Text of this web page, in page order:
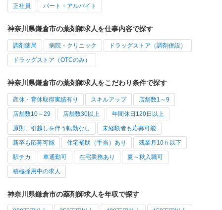
正社員 パート・アルバイト
神奈川県鎌倉市の薬剤師求人を仕事内容で探す
調剤薬局 病院・クリニック ドラッグストア（調剤併設）
ドラッグストア（OTCのみ）
神奈川県鎌倉市の薬剤師求人をこだわり条件で探す
産休・育休取得実績有り スキルアップ 店舗数1～9
店舗数10～29 店舗数30以上 年間休日120日以上
原則、引越しを伴う転勤なし 未経験者も応募可能
新卒も応募可能 住宅補助（手当）あり 残業月10ｈ以下
駅チカ 車通勤可 在宅業務あり 夏～秋入職可
積極採用中の求人
神奈川県鎌倉市の薬剤師求人を年収で探す